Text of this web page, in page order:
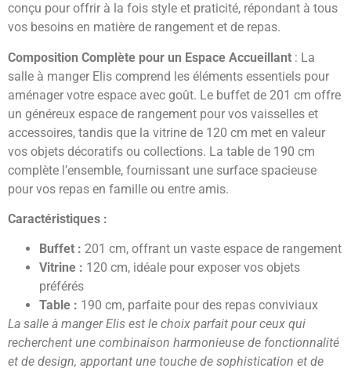
conçu pour offrir à la fois style et praticité, répondant à tous
vos besoins en matière de rangement et de repas.
Composition Complète pour un Espace Accueillant : La
salle à manger Elis comprend les éléments essentiels pour
aménager votre espace avec goût. Le buffet de 201 cm offre
un généreux espace de rangement pour vos vaisselles et
accessoires, tandis que la vitrine de 120 cm met en valeur
vos objets décoratifs ou collections. La table de 190 cm
complète l’ensemble, fournissant une surface spacieuse
pour vos repas en famille ou entre amis.
Caractéristiques :
Buffet : 201 cm, offrant un vaste espace de rangement
Vitrine : 120 cm, idéale pour exposer vos objets
préférés
Table : 190 cm, parfaite pour des repas conviviaux
La salle à manger Elis est le choix parfait pour ceux qui
recherchent une combinaison harmonieuse de fonctionnalité
et de design, apportant une touche de sophistication et de